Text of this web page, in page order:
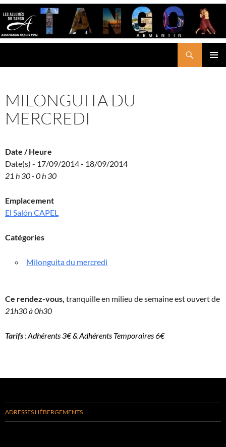
Aller
au
contenu
MILONGUITA DU
MERCREDI
Date / Heure
Date(s) - 17/09/2014 - 18/09/2014
21 h 30 - 0 h 30
Emplacement
El Salón CAPEL
Catégories
Milonguita du mercredi
Ce rendez-vous, tranquille en milieu de semaine est ouvert de
21h30 à 0h30
Tarifs:Adhérents 3€ & Adhérents Temporaires 6€
ADRESSES HÉBERGEMENTS